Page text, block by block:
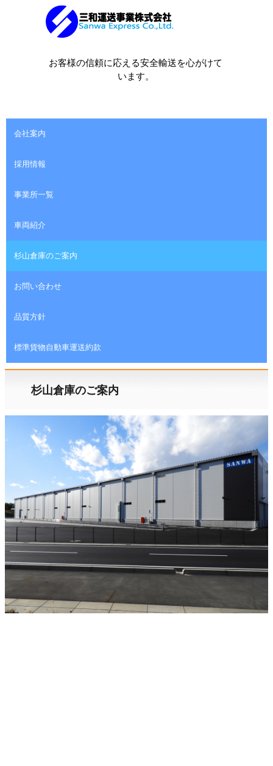
お客様の信頼に応える安全輸送を心がけて
います。
会社案内
採用情報
事業所一覧
車両紹介
杉山倉庫のご案内
お問い合わせ
品質方針
標準貨物自動車運送約款
杉山倉庫のご案内